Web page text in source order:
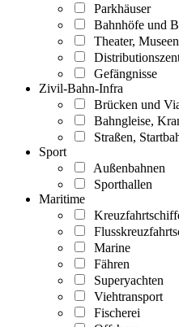
Parkhäuser
Bahnhöfe und
Theater, Museen
Gefängnisse
Zivil-Bahn-Infra
Brücken und
Bahngleise,
Straßen,
Sport
Außenbahnen
Sporthallen
Maritime
Marine
Fähren
Superyachten
Viehtransport
Fischerei